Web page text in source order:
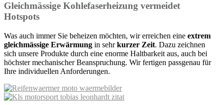
Gleichmässige Kohlefaserheizung vermeidet
Hotspots
Was auch immer Sie beheizen möchten, wir erreichen eine extrem
gleichmässige Erwärmung in sehrkurzer Zeit. Dazu zeichnen
sich unsere Produkte durch eine enorme Haltbarkeit aus, auch bei
höchster mechanischer Beanspruchung. Wir fertigen passgenau für
Ihre individuellen Anforderungen.